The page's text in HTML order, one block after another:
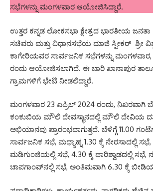
ಸಭೆಗಳನ್ನು ಮಂಗಳವಾರ ಆಯೋಜಿಸಿದ್ದಾರೆ.
ಉತ್ತರ ಕನ್ನಡ ಲೋಕಸಭಾ ಕ್ಷೇತ್ರದ ಭಾರತೀಯ
ಸಚಿವರು ಮತ್ತು ವಿಧಾನಸಭೆಯ ಮಾಜಿ ಸ್ಪೀಕರ್ ಶ್ರೀ
ಕಾಗೇರಿಯವರ ಸಾರ್ವಜನಿಕ ಸಭೆಗಳನ್ನು ಮಂಗಳವಾರ,
ರಂದು ಆಯೋಜಿಸಲಾಗಿದೆ. ಈ ಬಾರಿ ಖಾನಾಪುರ
ಗ್ರಾಮಗಳಿಗೆ ಭೇಟಿ ನೀಡಲಿದ್ದಾರೆ.
ಮಂಗಳವಾರ 23 ಏಪ್ರಿಲ್ 2024 ರಂದು, ನಿಖರವಾಗಿ
ಕಂಕುಬಿಯ ಮೌಲಿ ದೇವಸ್ಥಾನದಲ್ಲಿ ಮೌಲಿ ದೇವಿಯ
ಅಭಿಯಾನವು ಪ್ರಾರಂಭವಾಗುತ್ತದೆ. ಬೆಳಿಗ್ಗೆ 11.00
ಸಾರ್ವಜನಿಕ ಸಭೆ, ಮಧ್ಯಾಹ್ನ 1.30 ಕ್ಕೆ ನೇರಸಾದಲ್ಲಿ ಸಭೆ,
ಮಡಿಗುಂಜಿಯಲ್ಲಿ ಸಭೆ, 4.30 ಕ್ಕೆ ಪಾರಿಶ್ವಾಡದಲ್ಲಿ ಸಭೆ,
ಚಾಪಗಾಂವ್‌ನಲ್ಲಿ ಸಭೆ, ಅಂತಿಮವಾಗಿ 6.30 ಕ್ಕೆ